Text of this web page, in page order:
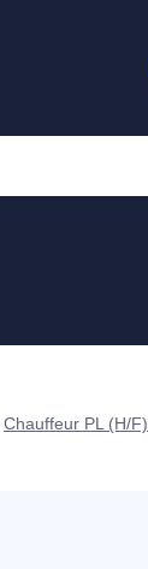
Chauffeur PL (H/F)